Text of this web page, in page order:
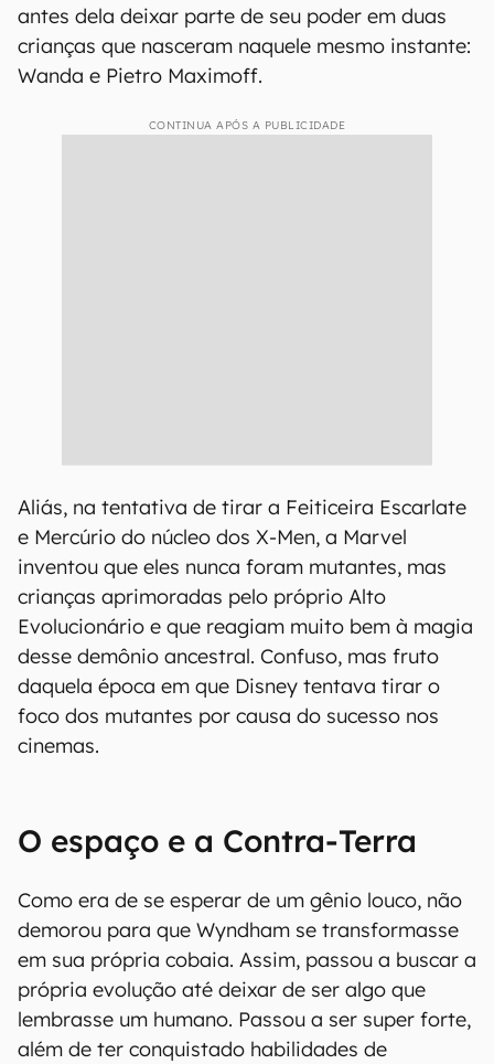
antes dela deixar parte de seu poder em duas
crianças que nasceram naquele mesmo instante:
Wanda e Pietro Maximoff.
CONTINUA APÓS A PUBLICIDADE
Aliás, na tentativa de tirar a Feiticeira Escarlate
e Mercúrio do núcleo dos X-Men, a Marvel
inventou que eles nunca foram mutantes, mas
crianças aprimoradas pelo próprio Alto
Evolucionário e que reagiam muito bem à magia
desse demônio ancestral. Confuso, mas fruto
daquela época em que Disney tentava tirar o
foco dos mutantes por causa do sucesso nos
cinemas.
O espaço e a Contra-Terra
Como era de se esperar de um gênio louco, não
demorou para que Wyndham se transformasse
em sua própria cobaia. Assim, passou a buscar a
própria evolução até deixar de ser algo que
lembrasse um humano. Passou a ser super forte,
além de ter conquistado habilidades de